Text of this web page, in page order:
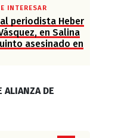
INTERESAR
periodista Heber
en Salina
asesinado en
ALIANZA DE